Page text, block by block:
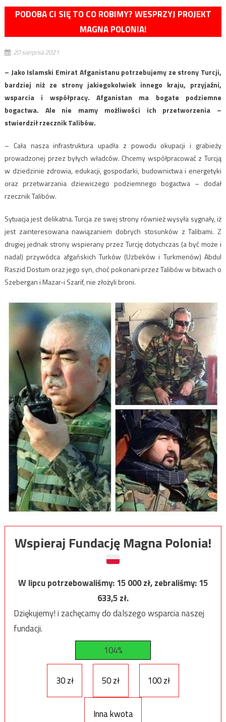
PODOBA CI SIĘ TO CO ROBIMY? WESPRZYJ PROJEKT
MAGNA POLONIA!
20 sierpnia 2021
– Jako Islamski Emirat Afganistanu potrzebujemy ze strony Turcji,
bardziej niż ze strony jakiegokolwiek innego kraju, przyjaźni,
wsparcia i współpracy. Afganistan ma bogate podziemne
bogactwa. Ale nie mamy możliwości ich przetworzenia –
stwierdził rzecznik Talibów.
– Cała nasza infrastruktura upadła z powodu okupacji i grabieży
prowadzonej przez byłych władców. Chcemy współpracować z Turcją
w dziedzinie zdrowia, edukacji, gospodarki, budownictwa i energetyki
oraz przetwarzania dziewiczego podziemnego bogactwa – dodał
rzecznik Talibów.
Sytuacja jest delikatna. Turcja ze swej strony również wysyła sygnały, iż
jest zainteresowana nawiązaniem dobrych stosunków z Talibami. Z
drugiej jednak strony wspierany przez Turcję dotychczas (a być może i
nadal) przywódca afgańskich Turków (Uzbeków i Turkmenów) Abdul
Raszid Dostum oraz jego syn, choć pokonani przez Talibów w bitwach o
Szebergan i Mazar-i Szarif, nie złożyli broni.
Wspieraj Fundację Magna Polonia!
W lipcu potrzebowaliśmy:15 000zł, zebraliśmy:15
633,5zł.
Dziękujemy! i zachęcamy do dalszego wsparcia naszej
fundacji.
104%
30 zł 50 zł 100 zł
Inna kwota